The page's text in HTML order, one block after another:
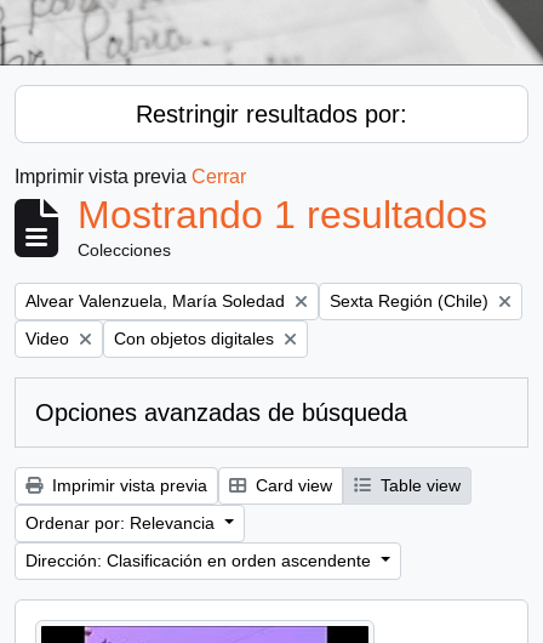
Restringir resultados por:
Imprimir vista previa Cerrar
Mostrando 1 resultados
Colecciones
Remove filter:
Alvear Valenzuela, María Soledad Remove filter:
Sexta Región (Chile)
Remove filter:
Video Remove filter:
Con objetos digitales
Opciones avanzadas de búsqueda
Imprimir vista previa Card view
Table view
Ordenar por: Relevancia
Dirección: Clasificación en orden ascendente